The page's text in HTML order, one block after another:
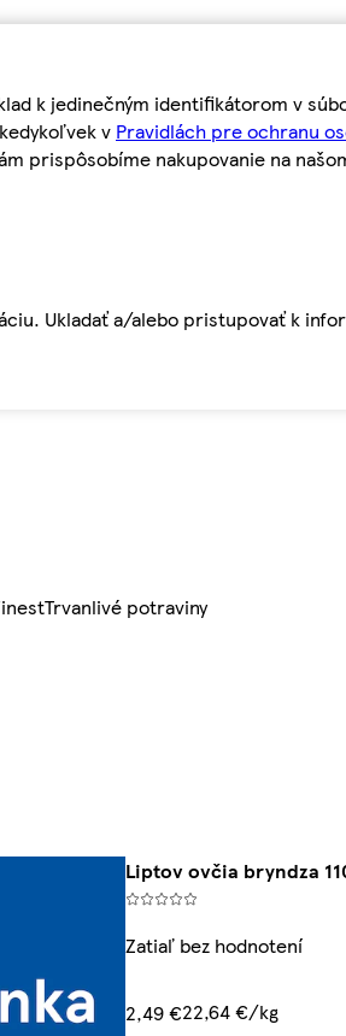
k jedinečným identifikátorom v
v Pravidlách pre ochranu
prispôsobíme nakupovanie na
Ukladať a/alebo pristupovať k
Trvanlivé potraviny
Liptov ovčia bryndza
Zatiaľ bez hodnotení
2,49 €22,64 €/kg